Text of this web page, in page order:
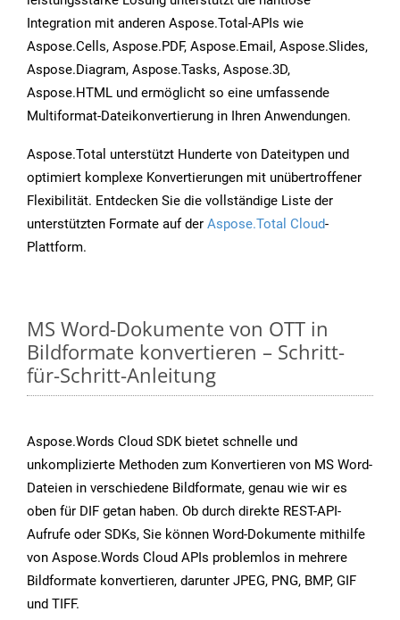
Integration mit anderen Aspose.Total-APIs wie
Aspose.Cells, Aspose.PDF, Aspose.Email, Aspose.Slides,
Aspose.Diagram, Aspose.Tasks, Aspose.3D,
Aspose.HTML und ermöglicht so eine umfassende
Multiformat-Dateikonvertierung in Ihren Anwendungen.
Aspose.Total unterstützt Hunderte von Dateitypen und
optimiert komplexe Konvertierungen mit unübertroffener
Flexibilität. Entdecken Sie die vollständige Liste der
unterstützten Formate auf der Aspose.Total Cloud-
Plattform.
MS Word-Dokumente von OTT in
Bildformate konvertieren – Schritt-
für-Schritt-Anleitung
Aspose.Words Cloud SDK bietet schnelle und
unkomplizierte Methoden zum Konvertieren von MS Word-
Dateien in verschiedene Bildformate, genau wie wir es
oben für DIF getan haben. Ob durch direkte REST-API-
Aufrufe oder SDKs, Sie können Word-Dokumente mithilfe
von Aspose.Words Cloud APIs problemlos in mehrere
Bildformate konvertieren, darunter JPEG, PNG, BMP, GIF
und TIFF.